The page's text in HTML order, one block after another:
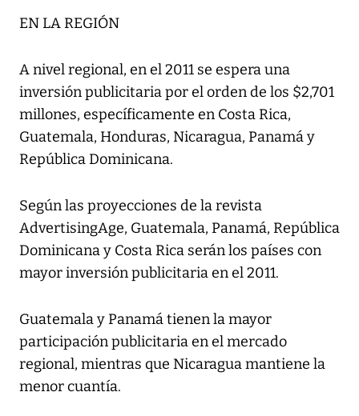
EN LA REGIÓN
A nivel regional, en el 2011 se espera una
inversión publicitaria por el orden de los $2,701
millones, específicamente en Costa Rica,
Guatemala, Honduras, Nicaragua, Panamá y
República Dominicana.
Según las proyecciones de la revista
AdvertisingAge, Guatemala, Panamá, República
Dominicana y Costa Rica serán los países con
mayor inversión publicitaria en el 2011.
Guatemala y Panamá tienen la mayor
participación publicitaria en el mercado
regional, mientras que Nicaragua mantiene la
menor cuantía.